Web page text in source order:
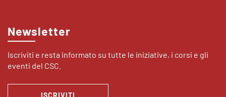
Newsletter
Iscriviti e resta informato su tutte le iniziative, i corsi e gli
eventi del CSC.
ISCRIVITI